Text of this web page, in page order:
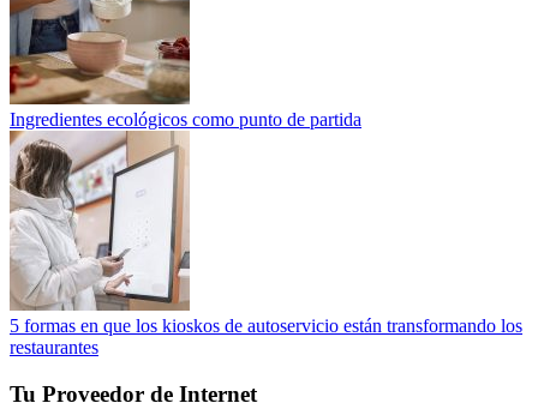
Ingredientes ecológicos como punto de partida
5 formas en que los kioskos de autoservicio están transformando los
restaurantes
Tu Proveedor de Internet